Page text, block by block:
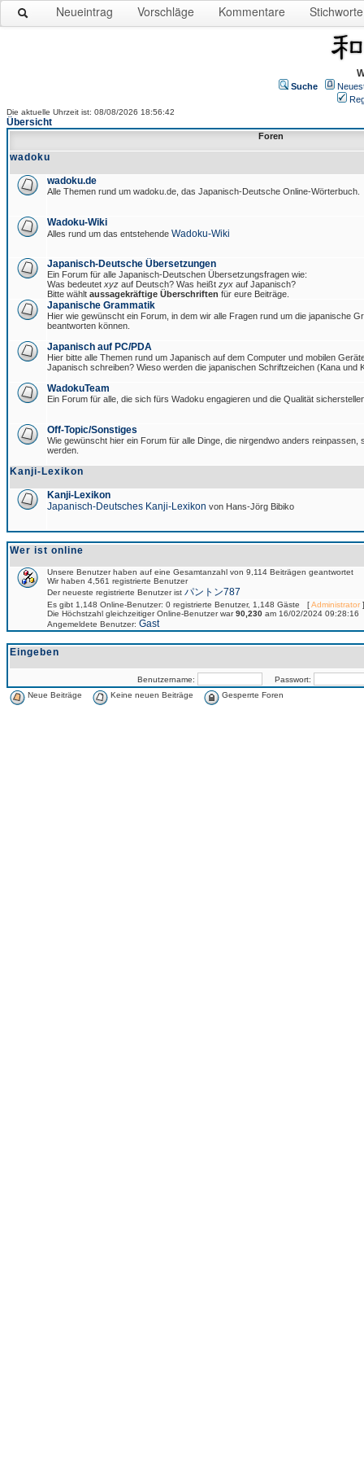
Neueintrag Vorschläge Kommentare Stichworte
Suche
Die aktuelle Uhrzeit ist: 08/08/2026 18:56:42
Übersicht
Foren
wadoku
wadoku.de
Alle Themen rund um wadoku.de, das Japanisch-Deutsche Online-Wörterbuch.
Wadoku-Wiki
Alles rund um das entstehende Wadoku-Wiki
Japanisch-Deutsche Übersetzungen
Ein Forum für alle Japanisch-Deutschen Übersetzungsfragen wie:
Was bedeutet xyz auf Deutsch? Was heißt zyx auf Japanisch?
Bitte wählt aussagekräftige Überschriften für eure Beiträge.
Japanische Grammatik
Hier wie gewünscht ein Forum, in dem wir alle Fragen rund um die japanische
beantworten können.
Japanisch auf PC/PDA
Hier bitte alle Themen rund um Japanisch auf dem Computer und mobilen
Japanisch schreiben? Wieso werden die japanischen Schriftzeichen (Kana und
WadokuTeam
Ein Forum für alle, die sich fürs Wadoku engagieren und die Qualität
Off-Topic/Sonstiges
Wie gewünscht hier ein Forum für alle Dinge, die nirgendwo anders reinpassen,
werden.
Kanji-Lexikon
Kanji-Lexikon
Japanisch-Deutsches Kanji-Lexikon von Hans-Jörg Bibiko
Wer ist online
Unsere Benutzer haben auf eine Gesamtanzahl von 9,114 Beiträgen geantwortet
Wir haben 4,561 registrierte Benutzer
Der neueste registrierte Benutzer ist パントン787
Es gibt 1,148 Online-Benutzer: 0 registrierte Benutzer, 1,148 Gäste [Administrator
Die Höchstzahl gleichzeitiger Online-Benutzer war90,230 am 16/02/2024 09:28:16
Angemeldete Benutzer: Gast
Eingeben
Benutzername:
Passwort:
Neue Beiträge
Keine neuen Beiträge Gesperrte Foren